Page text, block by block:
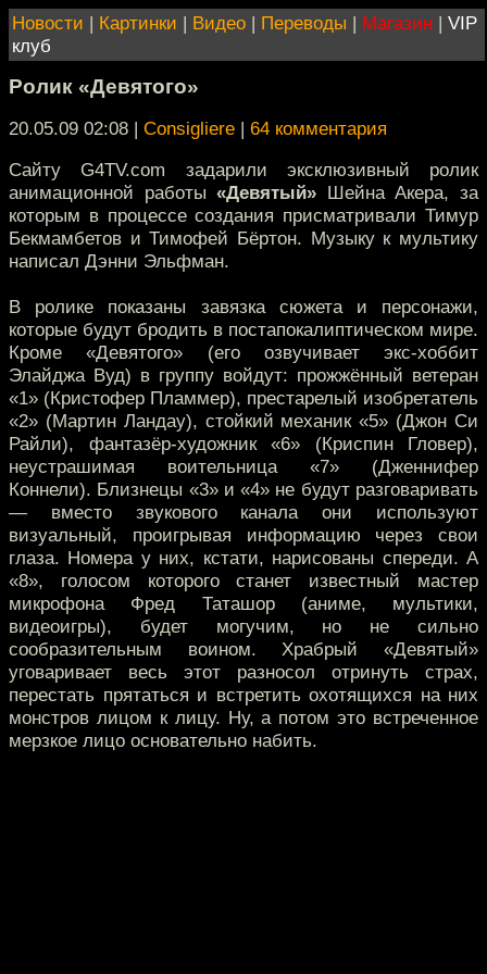
Новости | Картинки | Видео | Переводы | Магазин | VIP
клуб
Ролик «Девятого»
20.05.09 02:08 | Consigliere | 64 комментария
Сайту G4TV.com задарили эксклюзивный ролик
анимационной работы«Девятый» Шейна Акера, за
которым в процессе создания присматривали Тимур
Бекмамбетов и Тимофей Бёртон. Музыку к мультику
написал Дэнни Эльфман.
В ролике показаны завязка сюжета и персонажи,
которые будут бродить в постапокалиптическом мире.
Кроме «Девятого» (его озвучивает экс-хоббит
Элайджа Вуд) в группу войдут: прожжённый ветеран
«1» (Кристофер Пламмер), престарелый изобретатель
«2» (Мартин Ландау), стойкий механик «5» (Джон Си
Райли), фантазёр-художник «6» (Криспин Гловер),
неустрашимая воительница «7» (Дженнифер
Коннели). Близнецы «3» и «4» не будут разговаривать
— вместо звукового канала они используют
визуальный, проигрывая информацию через свои
глаза. Номера у них, кстати, нарисованы спереди. А
«8», голосом которого станет известный мастер
микрофона Фред Таташор (аниме, мультики,
видеоигры), будет могучим, но не сильно
сообразительным воином. Храбрый «Девятый»
уговаривает весь этот разносол отринуть страх,
перестать прятаться и встретить охотящихся на них
монстров лицом к лицу. Ну, а потом это встреченное
мерзкое лицо основательно набить.